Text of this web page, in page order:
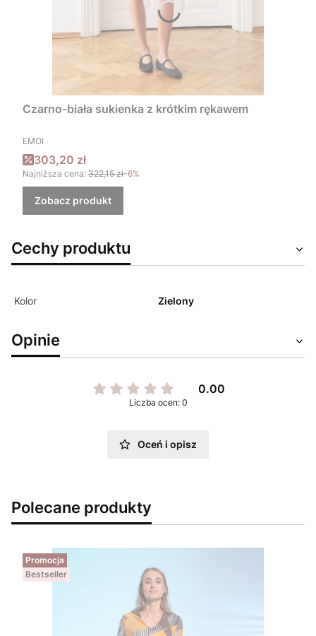
Czarno-biała sukienka z krótkim rękawem
PRODUCENT
EMOI
Cena promocyjna
303,20 zł
Najniższa cena: 322,15 zł-6%
Zobacz produkt
Cechy produktu
Kolor Zielony
Opinie
0.00
Liczba ocen: 0
Oceń i opisz
Polecane produkty
Promocja
Bestseller